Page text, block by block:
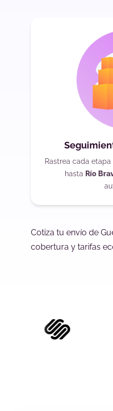
Rastrea cada
hasta Río
Cotiza tu envío de
cobertura y tarifas